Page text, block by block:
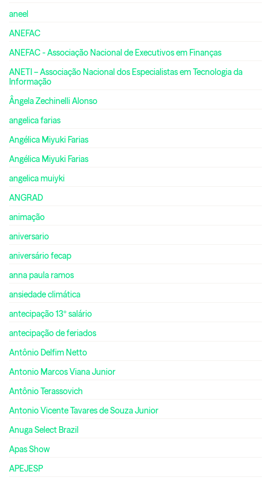
aneel
ANEFAC
ANEFAC - Associação Nacional de Executivos em Finanças
ANETI – Associação Nacional dos Especialistas em Tecnologia da
Informação
Ângela Zechinelli Alonso
angelica farias
Angélica Miyuki Farias
Angélica Miyuki Farias
angelica muiyki
ANGRAD
animação
aniversario
aniversário fecap
anna paula ramos
ansiedade climática
antecipação 13º salário
antecipação de feriados
Antônio Delfim Netto
Antonio Marcos Viana Junior
Antônio Terassovich
Antonio Vicente Tavares de Souza Junior
Anuga Select Brazil
Apas Show
APEJESP